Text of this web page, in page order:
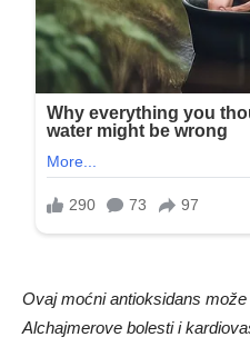
Ovaj moćni antioksidans
Alchajmerove bolesti i